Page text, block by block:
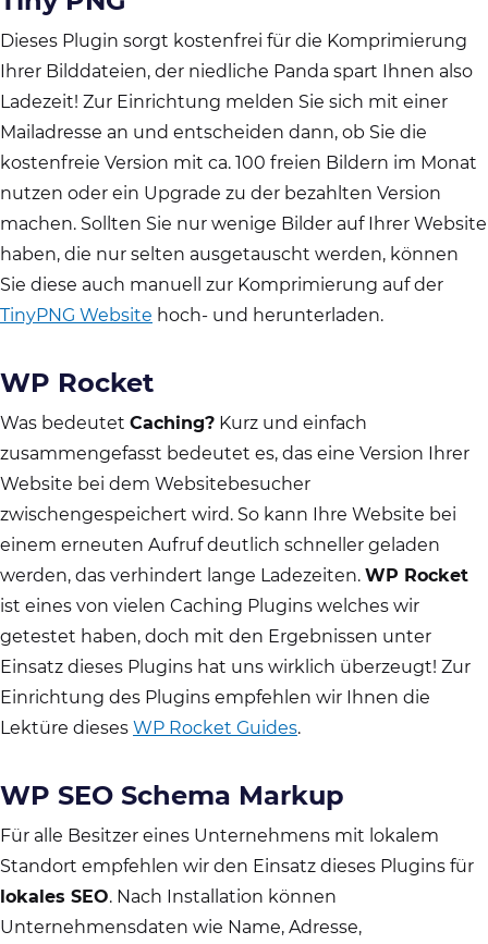
Dieses Plugin sorgt kostenfrei für die Komprimierung
Ihrer Bilddateien, der niedliche Panda spart Ihnen also
Ladezeit! Zur Einrichtung melden Sie sich mit einer
Mailadresse an und entscheiden dann, ob Sie die
kostenfreie Version mit ca. 100 freien Bildern im Monat
nutzen oder ein Upgrade zu der bezahlten Version
machen. Sollten Sie nur wenige Bilder auf Ihrer Website
haben, die nur selten ausgetauscht werden, können
Sie diese auch manuell zur Komprimierung auf der
TinyPNG Website hoch- und herunterladen.
WP Rocket
Was bedeutet Caching? Kurz und einfach
zusammengefasst bedeutet es, das eine Version Ihrer
Website bei dem Websitebesucher
zwischengespeichert wird. So kann Ihre Website bei
einem erneuten Aufruf deutlich schneller geladen
werden, das verhindert lange Ladezeiten. WP Rocket
ist eines von vielen Caching Plugins welches wir
getestet haben, doch mit den Ergebnissen unter
Einsatz dieses Plugins hat uns wirklich überzeugt! Zur
Einrichtung des Plugins empfehlen wir Ihnen die
Lektüre dieses WP Rocket Guides.
WP SEO Schema Markup
Für alle Besitzer eines Unternehmens mit lokalem
Standort empfehlen wir den Einsatz dieses Plugins für
lokales SEO. Nach Installation können
Unternehmensdaten wie Name, Adresse,